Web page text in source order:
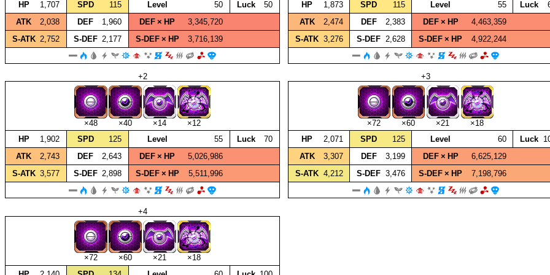
HP
1,707 SPD 115 Level 50 Luck
50
ATK
2,038 DEF 1,960 DEF × HP
3,345,720
S‑ATK 2,752 S‑DEF 2,177 S‑DEF × HP 3,716,139
HP
1,873 SPD 115 Level 55 Luck
ATK
2,474 DEF 2,383 DEF × HP
4,463,359
S‑ATK 3,276 S‑DEF 2,628 S‑DEF × HP 4,922,244
+2
×48 ×40 ×14
×12
HP
1,902 SPD 125 Level 55 Luck
70
ATK
2,743 DEF 2,643 DEF × HP
5,026,986
S‑ATK 3,577 S‑DEF 2,898 S‑DEF × HP 5,511,996
+3
×72 ×60 ×21
×18
HP
2,071 SPD 125 Level 60 Luck
ATK
3,307 DEF 3,199 DEF × HP
6,625,129
S‑ATK 4,212 S‑DEF 3,476 S‑DEF × HP 7,198,796
+4
×72 ×60 ×21
×18